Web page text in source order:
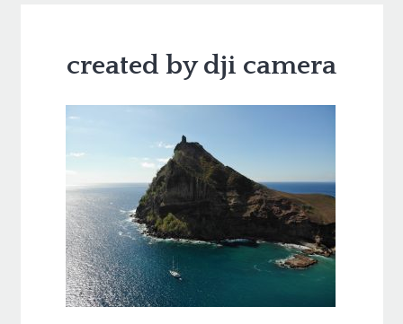
created by dji camera